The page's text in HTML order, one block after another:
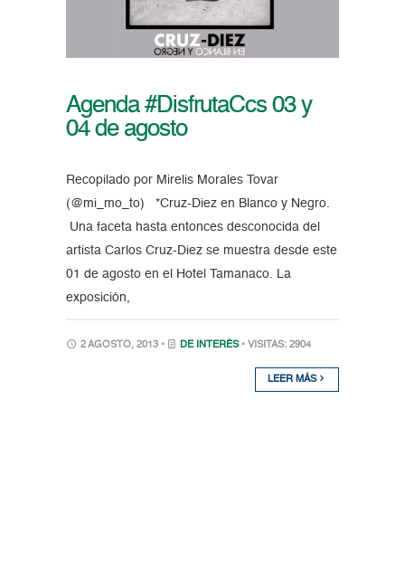
Agenda #DisfrutaCcs 03 y
04 de agosto
Recopilado por Mirelis Morales Tovar
(@mi_mo_to) *Cruz-Diez en Blanco y Negro.
Una faceta hasta entonces desconocida del
artista Carlos Cruz-Diez se muestra desde este
01 de agosto en el Hotel Tamanaco. La
exposición,
2 AGOSTO, 2013 • DE INTERÉS • VISITAS: 2904
LEER MÁS